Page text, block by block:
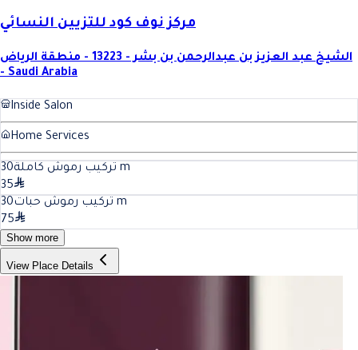
مركز نوف كود للتزيين النسائي
الشيخ عبد العزيز بن عبدالرحمن بن بشر - 13223 - منطقة الرياض
- Saudi Arabia
Inside Salon
Home Services
تركيب رموش كاملة30
m
35
تركيب رموش حبات30
m
75
Show more
View Place Details